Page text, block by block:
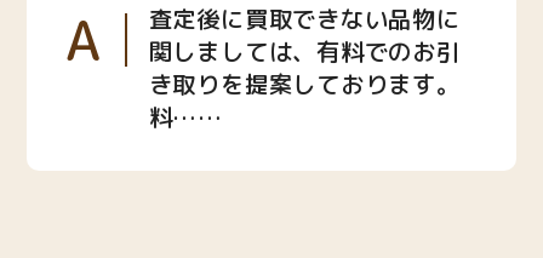
A
査定後に買取できない品物に
関しましては、有料でのお引
き取りを提案しております。
料……